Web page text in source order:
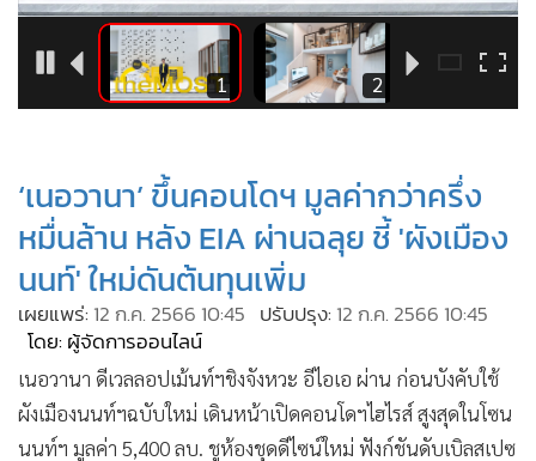
• Good health & Well-being
Green Innovation & SD
Management & HR
การเมือง
• ท่องเที่ยว
• กีฬา
• ต่างประเทศ
Special Scoop
• เศรษฐกิจ-ธุรกิจ
จีน
‘เนอวานา’ ขึ้นคอนโดฯ มูลค่ากว่าครึ่ง
หมื่นล้าน หลัง EIA ผ่านฉลุย ชี้ 'ผังเมือง
นนท์' ใหม่ดันต้นทุนเพิ่ม
เผยแพร่: 12 ก.ค. 2566 10:45 ปรับปรุง: 12 ก.ค. 2566 10:45
โดย: ผู้จัดการออนไลน์
เนอวานา ดีเวลลอปเม้นท์ฯชิงจังหวะ อีไอเอ ผ่าน ก่อนบังคับใช้
ผังเมืองนนท์ฯฉบับใหม่ เดินหน้าเปิดคอนโดฯไฮไรส์ สูงสุดในโซน
นนท์ฯ มูลค่า 5,400 ลบ. ชูห้องชุดดีไซน์ใหม่ ฟังก์ชันดับเบิลสเปซ
1 2